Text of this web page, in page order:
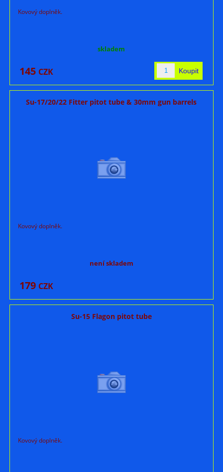
Kovový doplněk.
skladem
145 CZK
Su-17/20/22 Fitter pitot tube & 30mm gun barrels
Kovový doplněk.
není skladem
179 CZK
Su-15 Flagon pitot tube
Kovový doplněk.